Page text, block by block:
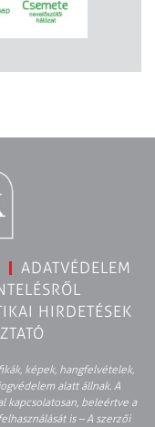
ADATVÉDELEM
HIRDETÉSEK
képek, hangfelvételek,
alatt állnak. A
kapcsolatosan, beleértve a
is – A szerzői